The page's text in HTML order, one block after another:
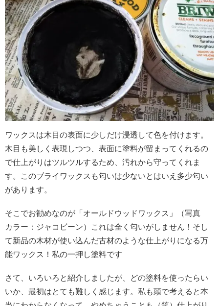
ワックスは木目の表面に少しだけ浸透して色を付けます。
木目も美しく表現しつつ、表面に塗料が留まってくれるの
で仕上がりはツルツルするため、汚れから守ってくれま
す。このブライワックスも匂いは少ないとはいえ多少匂い
があります。
そこでお勧めなのが「オールドウッドワックス」（写真
カラー：ジャコビーン）
これは全く匂いがしません！そし
て新品の木材が使い込んだ古材のような仕上がりになる万
能ワックス！ 私の一押し塗料です
さて、いろいろと紹介しましたが、どの塗料を使ったらい
いか、最初はとても難しく感じます。私も頭で考えると本